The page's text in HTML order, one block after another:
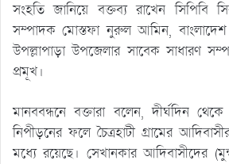
সংহতি জানিয়ে বক্তব্য রাখেন সিপিবি
সম্পাদক মোস্তফা নুরুল আমিন,
উপল্লাপাড়া উপজেলার সাবেক সাধারণ
প্রমূখ।
মানববন্ধনে বক্তারা বলেন, দীর্ঘদিন
নিপীড়নের ফলে চৈত্রহাটী গ্রামের
মধ্যে রয়েছে। সেখানকার আদিবাসীদের